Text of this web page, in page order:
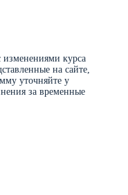
изменениями курса
на сайте,
уточняйте у
за временные